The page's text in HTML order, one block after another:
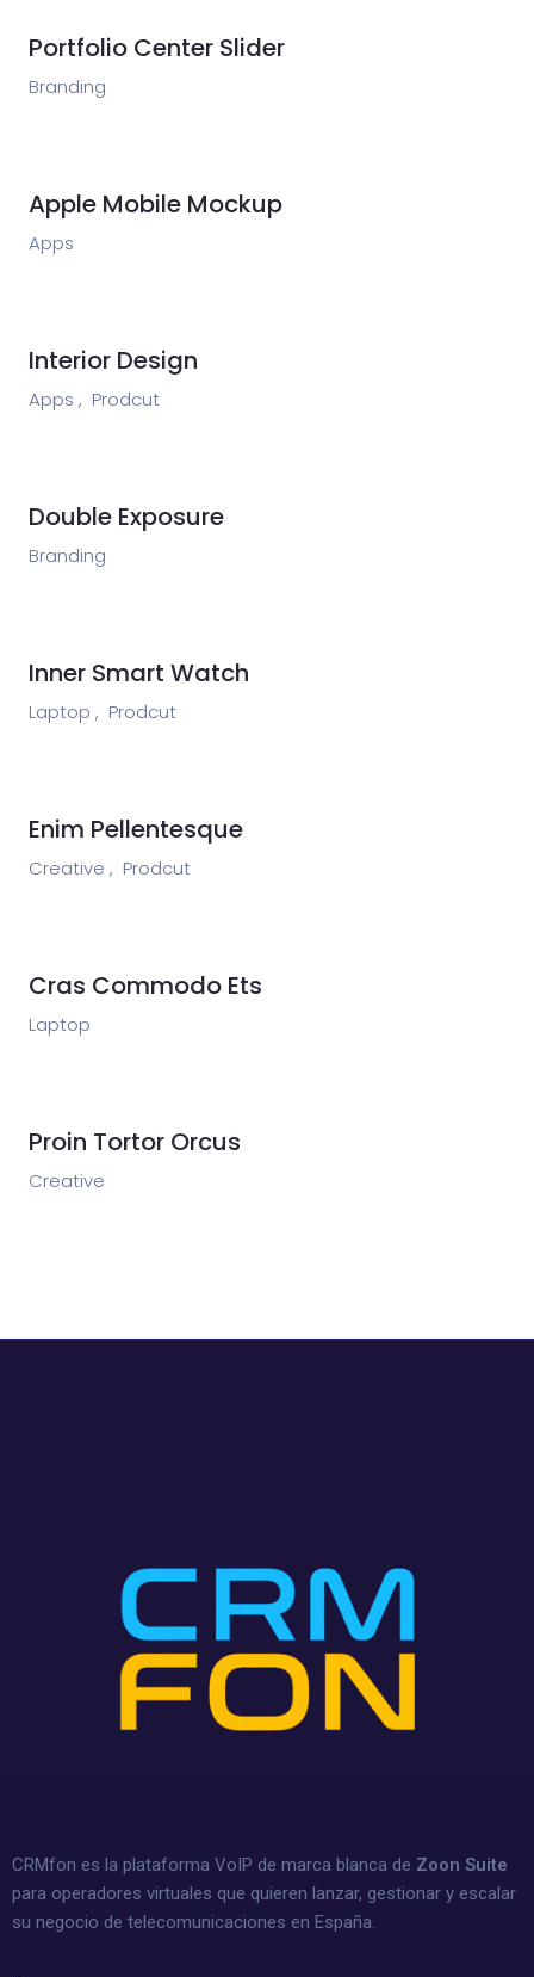
Portfolio Center Slider
Branding
Apple Mobile Mockup
Apps
Interior Design
Apps , Prodcut
Double Exposure
Branding
Inner Smart Watch
Laptop , Prodcut
Enim Pellentesque
Creative , Prodcut
Cras Commodo Ets
Laptop
Proin Tortor Orcus
Creative
CRMfon es la plataforma VoIP de marca blanca de Zoon Suite
para operadores virtuales que quieren lanzar, gestionar y escalar
su negocio de telecomunicaciones en España.